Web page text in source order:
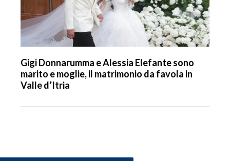
Gigi Donnarumma e Alessia Elefante sono
marito e moglie, il matrimonio da favola in
Valle d’Itria